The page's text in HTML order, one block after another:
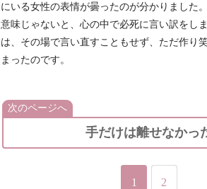
にいる女性の表情が曇ったのが分かりました
意味じゃないと、心の中で必死に言い訳をし
は、その場で言い直すこともせず、ただ作り
まったのです。
次のページへ
手だけは離せなかっ
1 2